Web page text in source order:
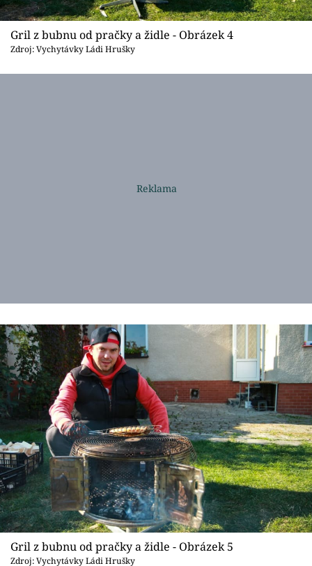
Gril z bubnu od pračky a židle - Obrázek 4
Zdroj: Vychytávky Ládi Hrušky
Gril z bubnu od pračky a židle - Obrázek 5
Zdroj: Vychytávky Ládi Hrušky